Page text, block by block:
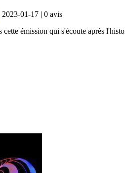
2023-01-17 | 0 avis
cette émission qui s'écoute après